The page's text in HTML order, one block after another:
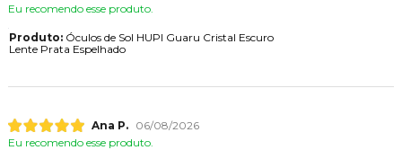
Eu recomendo esse produto.
Produto:Óculos de Sol HUPI Guaru Cristal Escuro
Lente Prata Espelhado
Ana P.
06/08/2026
Eu recomendo esse produto.